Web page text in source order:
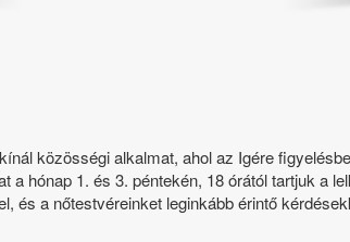
közösségi alkalmat, ahol az Igére
a hónap 1. és 3. péntekén, 18 órától tartjuk a
és a nőtestvéreinket leginkább érintő